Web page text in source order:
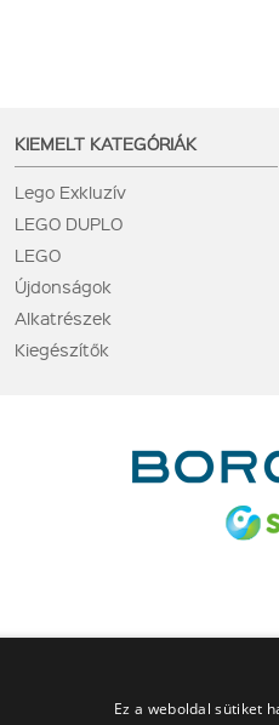
KIEMELT KATEGÓRIÁK
Lego Exkluzív
LEGO DUPLO
LEGO
Újdonságok
Alkatrészek
Kiegészítők
Ez a weboldal sütiket